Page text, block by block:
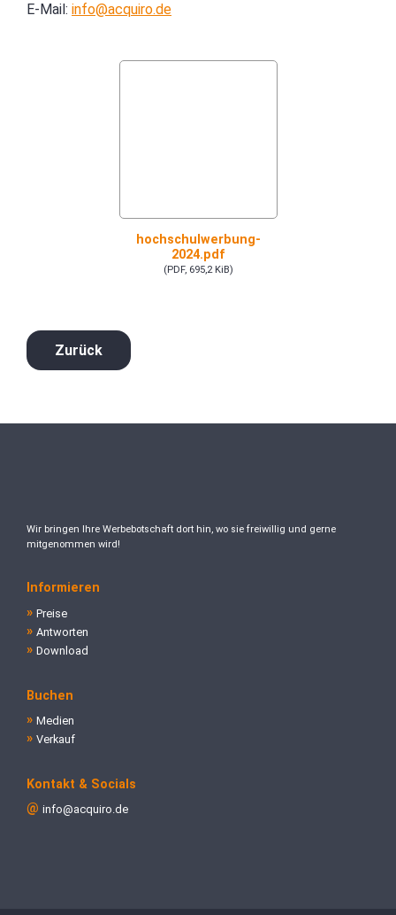
E-Mail: info@acquiro.de
hochschulwerbung-
2024.pdf
(PDF, 695,2 KiB)
Zurück
Wir bringen Ihre Werbebotschaft dort hin, wo sie freiwillig und gerne
mitgenommen wird!
Informieren
Preise
Antworten
Download
Buchen
Medien
Verkauf
Kontakt & Socials
info@acquiro.de